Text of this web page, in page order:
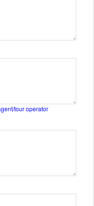
tour operator